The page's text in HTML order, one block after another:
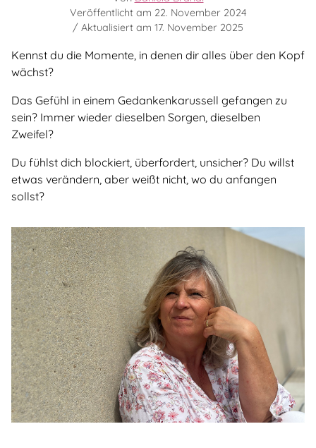
Veröffentlicht am 22. November 2024
/ Aktualisiert am 17. November 2025
Kennst du die Momente, in denen dir alles über den Kopf
wächst?
Das Gefühl in einem Gedankenkarussell gefangen zu
sein? Immer wieder dieselben Sorgen, dieselben
Zweifel?
Du fühlst dich blockiert, überfordert, unsicher? Du willst
etwas verändern, aber weißt nicht, wo du anfangen
sollst?